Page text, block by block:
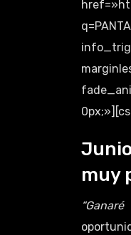
muy